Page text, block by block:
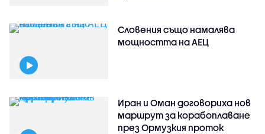
Словения също намалява
мощността на АЕЦ
Иран и Оман договориха нов
маршрут за корабоплаване
през Ормузкия проток